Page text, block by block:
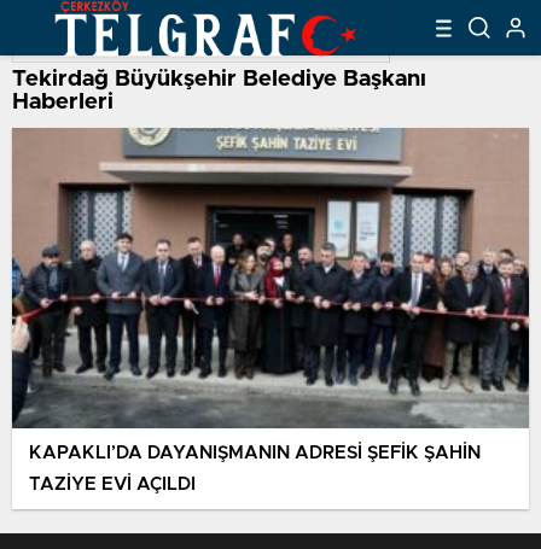
Tekirdağ Büyükşehir Belediye Başkanı
Haberleri
KAPAKLI’DA DAYANIŞMANIN ADRESİ ŞEFİK ŞAHİN
TAZİYE EVİ AÇILDI